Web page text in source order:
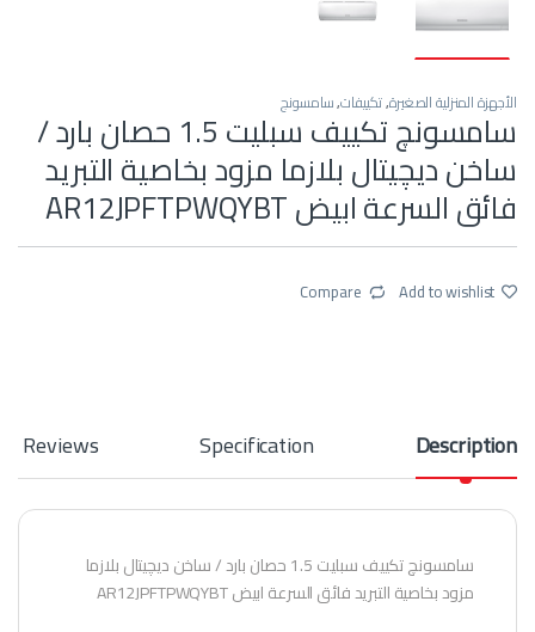
الأجهزة المنزلية الصغيرة,تكييفات,سامسونج
سامسونچ تكييف سبليت 1.5 حصان بارد /
ساخن ديچيتال بلازما مزود بخاصية التبريد
فائق السرعة ابيض AR12JPFTPWQYBT
Add to wishlist
Compare
Description
Specification
Reviews
سامسونچ تكييف سبليت 1.5 حصان بارد / ساخن ديچيتال بلازما
مزود بخاصية التبريد فائق السرعة ابيض AR12JPFTPWQYBT